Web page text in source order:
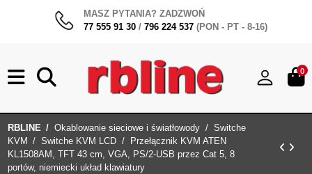
MASZ PYTANIA? ZADZWOŃ
77 555 91 30 / 796 224 537 (PON - PT - 8-16)
0
RBLINE Okablowanie sieciowe i światłowody
Switche
KVM
Switche KVM LCD
Przełącznik KVM ATEN
KL1508AM, TFT 43 cm, VGA, PS/2-USB przez Cat 5, 8
portów, niemiecki układ klawiatury